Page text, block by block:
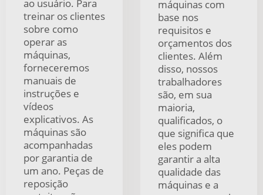
ao usuário. Para
treinar os clientes
sobre como
operar as
máquinas,
forneceremos
manuais de
instruções e
vídeos
explicativos. As
máquinas são
acompanhadas
por garantia de
um ano. Peças de
reposição
máquinas com
base nos
requisitos e
orçamentos dos
clientes. Além
disso, nossos
trabalhadores
são, em sua
maioria,
qualificados, o
que significa que
eles podem
garantir a alta
qualidade das
máquinas e a